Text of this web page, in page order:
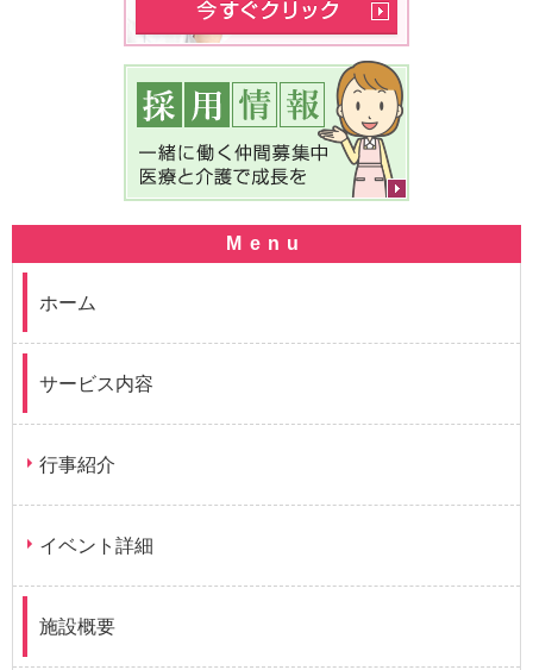
ホーム
サービス内容
行事紹介
イベント詳細
施設概要